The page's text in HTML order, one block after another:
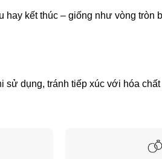
kết thúc – giống như vòng
dụng, tránh tiếp xúc với hóa